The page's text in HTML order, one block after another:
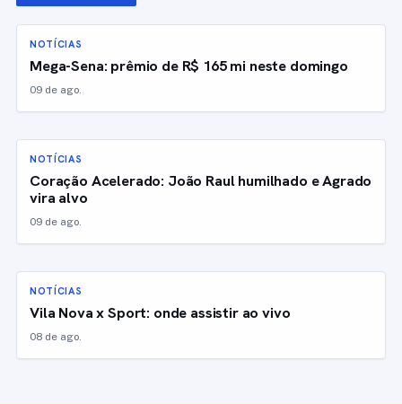
NOTÍCIAS
Mega-Sena: prêmio de R$ 165 mi neste domingo
09 de ago.
NOTÍCIAS
Coração Acelerado: João Raul humilhado e Agrado
vira alvo
09 de ago.
NOTÍCIAS
Vila Nova x Sport: onde assistir ao vivo
08 de ago.